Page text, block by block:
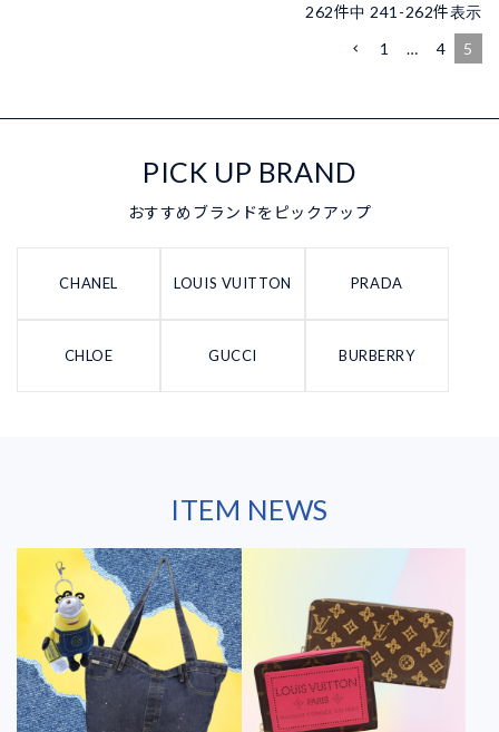
262件中 241 -262件表示
1
… 4 5
PICK UP BRAND
おすすめブランドをピックアップ
CHANEL LOUIS VUITTON PRADA
CHLOE GUCCI BURBERRY
ITEM NEWS